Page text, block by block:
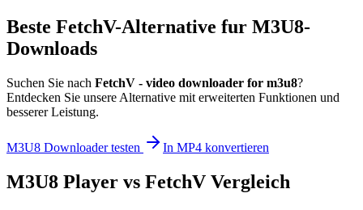
Beste FetchV-Alternative fur M3U8-
Downloads
Suchen Sie nach FetchV - video downloader for m3u8?
Entdecken Sie unsere Alternative mit erweiterten Funktionen und
besserer Leistung.
M3U8 Downloader testen In MP4 konvertieren
M3U8 Player vs FetchV Vergleich